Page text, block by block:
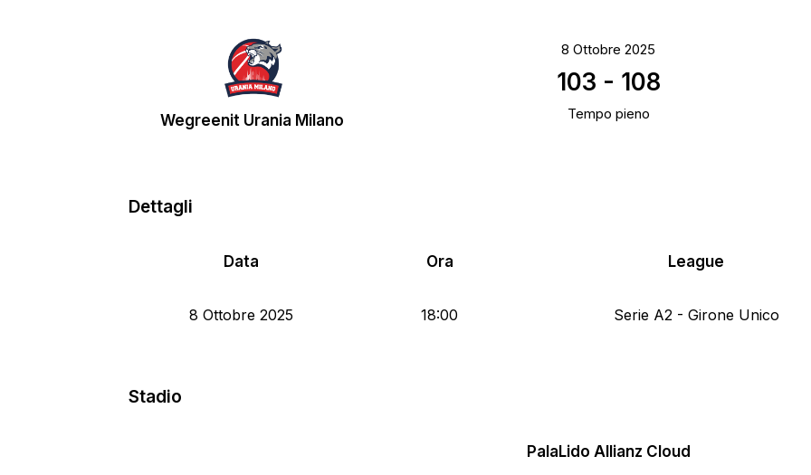
Wegreenit Urania Milano
8 Ottobre 2025
103 - 108
Tempo pieno
Dettagli
Data Ora League
8 Ottobre 2025 18:00 Serie A2 - Girone Unico
Stadio
PalaLido Allianz Cloud